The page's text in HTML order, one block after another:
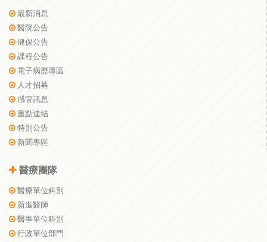
最新消息
醫院公告
健保公告
課程公告
電子病歷專區
人才招募
感管訊息
重點連結
特別公告
新聞專區
醫療團隊
醫療單位科別
新進醫師
醫事單位科別
行政單位部門